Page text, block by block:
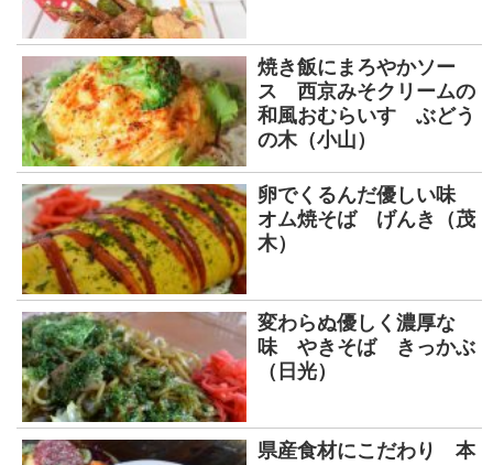
焼き飯にまろやかソー
ス 西京みそクリームの
和風おむらいす ぶどう
の木（小山）
卵でくるんだ優しい味
オム焼そば げんき（茂
木）
変わらぬ優しく濃厚な
味 やきそば きっかぶ
（日光）
県産食材にこだわり 本